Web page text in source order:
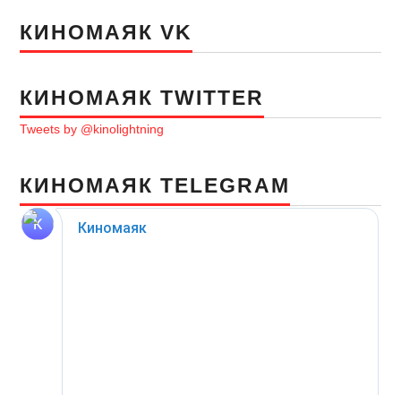
КИНОМАЯК VK
КИНОМАЯК TWITTER
Tweets by @kinolightning
КИНОМАЯК TELEGRAM